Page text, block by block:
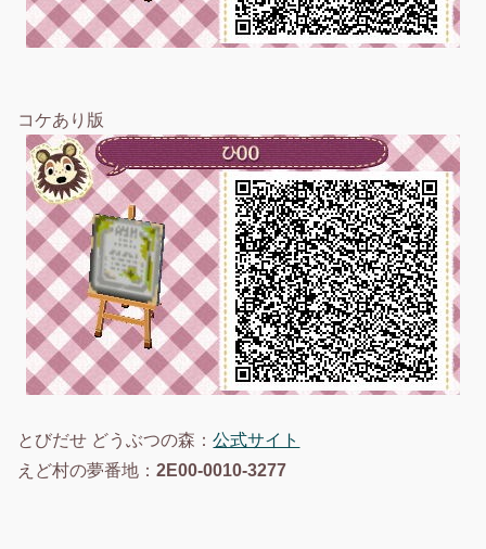
コケあり版
とびだせ どうぶつの森：公式サイト
えど村の夢番地：2E00-0010-3277